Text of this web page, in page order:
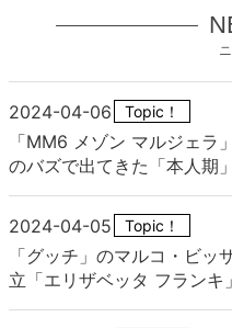
2024-04-06 Topic！
「MM6 メゾン マルジェラ
のバズで出てきた「本人期
2024-04-05 Topic！
「グッチ」のマルコ・ビッ
立「エリザベッタ フラン